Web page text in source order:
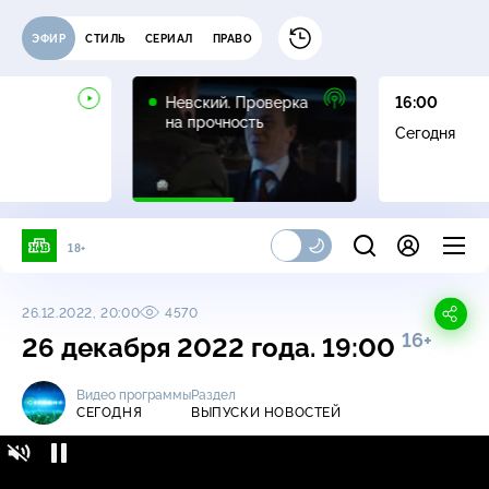
ЭФИР СТИЛЬ СЕРИАЛ ПРАВО
Невский. Проверка
на прочность
16+
16:00
Сегодня
18+
26.12.2022, 20:00 4570
26 декабря 2022 года. 19:00 16+
Видео программы
СЕГОДНЯ
Раздел
ВЫПУСКИ НОВОСТЕЙ